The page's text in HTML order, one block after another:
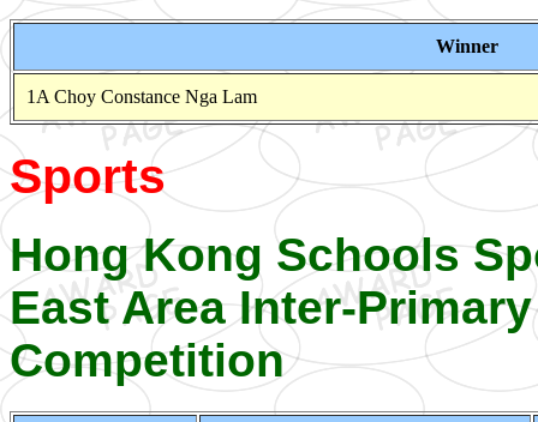
Winner
1A Choy Constance Nga Lam
Sports
Hong Kong Schools
East Area Inter-
Competition